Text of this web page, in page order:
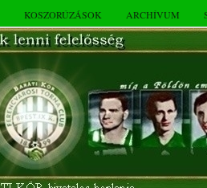
KOSZORÚZÁSOK ARCHÍVUM